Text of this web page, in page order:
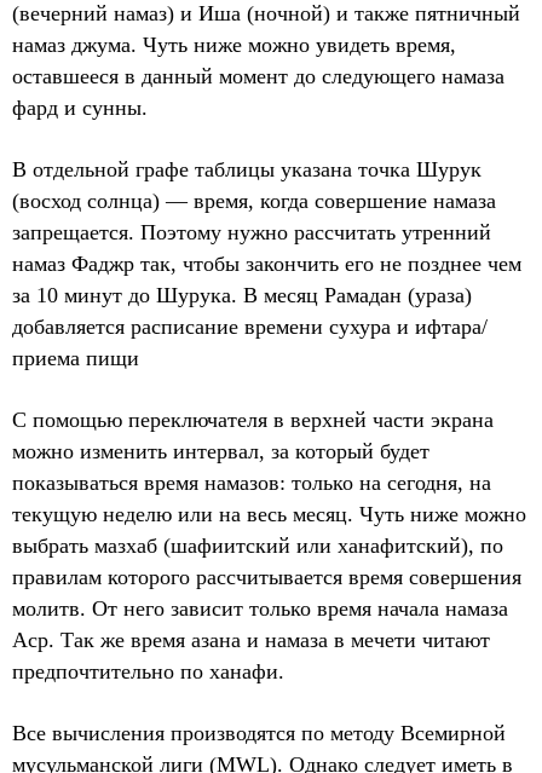
(вечерний намаз) и Иша (ночной) и также пятничный
намаз джума. Чуть ниже можно увидеть время,
оставшееся в данный момент до следующего намаза
фард и сунны.
В отдельной графе таблицы указана точка Шурук
(восход солнца) — время, когда совершение намаза
запрещается. Поэтому нужно рассчитать утренний
намаз Фаджр так, чтобы закончить его не позднее чем
за 10 минут до Шурука. В месяц Рамадан (ураза)
добавляется расписание времени сухура и ифтара/
приема пищи
С помощью переключателя в верхней части экрана
можно изменить интервал, за который будет
показываться время намазов: только на сегодня, на
текущую неделю или на весь месяц. Чуть ниже можно
выбрать мазхаб (шафиитский или ханафитский), по
правилам которого рассчитывается время совершения
молитв. От него зависит только время начала намаза
Аср. Так же время азана и намаза в мечети читают
предпочтительно по ханафи.
Все вычисления производятся по методу Всемирной
мусульманской лиги (MWL). Однако следует иметь в